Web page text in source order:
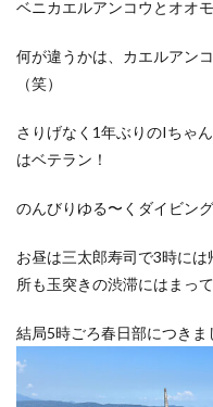
ベニカエルアンコウとオオ
何が違うかは、カエルアン
（笑）
さりげなく1年ぶりのIちゃ
はベテラン！
のんびりゆる〜くダイビン
お昼は三太郎寿司で3時に
所も玉突きの渋滞にはまっ
結局5時ごろ春日部につきま